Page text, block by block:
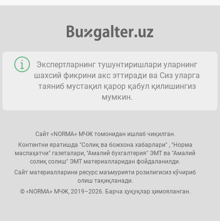
Экспертларнинг тушунтиришлари уларнинг
шахсий фикрини акс эттиради ва Сиз уларга
таяниб мустақил қарор қабул қилишингиз
мумкин.
Сайт «NORMA» МЧЖ томонидан ишлаб чиқилган.
Контентни яратишда "Солиқ ва божхона хабарлари" , "Норма
маслаҳатчи" газеталари, "Амалий бухгалтерия" ЭМТ ва "Амалий
солиқ солиш" ЭМТ материалларидан фойдаланилди.
Сайт материалларини ресурс маъмурияти розилигисиз кўчириб
олиш тақиқланади.
© «NORMA» МЧЖ, 2019–2026. Барча ҳуқуқлар ҳимояланган.